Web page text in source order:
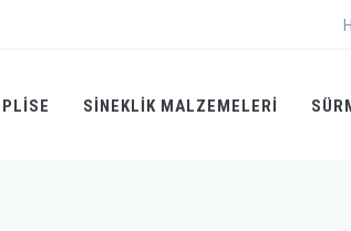
PLİSE SINEKLIK MALZEMELERI